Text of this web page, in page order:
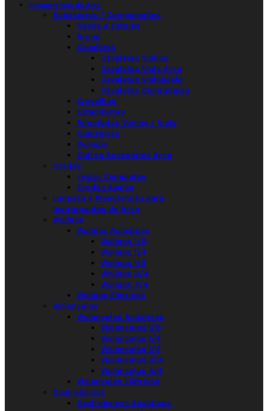
Instrumentos de Arco
Acessórios / Componentes
Sacos e Estojos
Arcos
Cavaletes
Cavaletes Violino
Cavaletes Viola Arco
Cavaletes Violoncelo
Cavaletes Contrabaixo
Cravelhas
Estandartes
Almofadas Violino / Viola
Queixeiras
Pickups
Outros Acessórios Arco
Cordas
Jogos Completos
Cordas Avulso
Limpeza e Manutenção para
Instrumentos de Arco
Violinos
Violinos Acústicos
Violinos 1/8
Violinos 1/4
Violinos 1/2
Violinos 3/4
Violinos 4/4
Violinos Elétricos
Violoncelos
Violoncelos Acústicos
Violoncelos 1/8
Violoncelos 1/4
Violoncelos 1/2
Violoncelos 3/4
Violoncelos 4/4
Violoncelos Elétricos
Contrabaixos
Contrabaixos Acústicos